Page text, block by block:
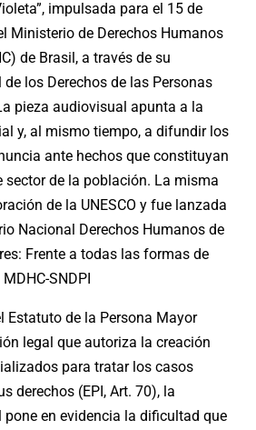
impulsada para el 15 de
Ministerio de Derechos Humanos
de Brasil, a través de su
los Derechos de las Personas
pieza audiovisual apunta a la
y, al mismo tiempo, a difundir los
ante hechos que constituyan
sector de la población. La misma
de la UNESCO y fue lanzada
Nacional Derechos Humanos de
Frente a todas las formas de
SNDPI
Estatuto de la Persona Mayor
legal que autoriza la creación
para tratar los casos
derechos (EPI, Art. 70), la
pone en evidencia la dificultad que